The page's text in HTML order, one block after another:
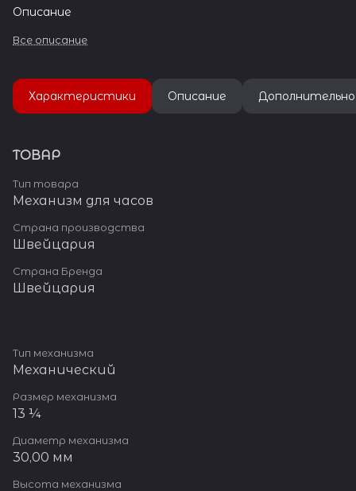
Описание
Все описание
Характеристики Описание Дополнительно
ТОВАР
Тип товара
Механизм для часов
Страна производства
Швейцария
Страна Бренда
Швейцария
Тип механизма
Механический
Размер механизма
13 ¼
Диаметр механизма
30,00 мм
Высота механизма